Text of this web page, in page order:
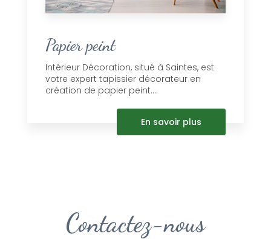
Papier peint
Intérieur Décoration, situé à Saintes, est
votre expert tapissier décorateur en
création de papier peint....
En savoir plus
Contactez-nous